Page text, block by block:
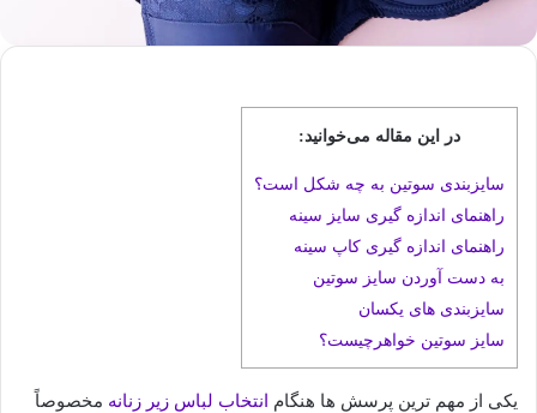
در این مقاله می‌خوانید:
سایزبندی سوتین به چه شکل است؟
راهنمای اندازه گیری سایز سینه
راهنمای اندازه گیری کاپ سینه
به دست آوردن سایز سوتین
سایزبندی های یکسان
سایز سوتین خواهرچیست؟
یکی از مهم ترین پرسش ها هنگام انتخاب لباس زیر زنانه مخصوصاً